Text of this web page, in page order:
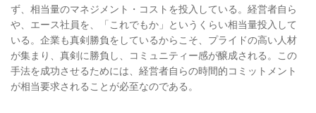
ず、相当量のマネジメント・コストを投入している。経営者自ら
や、エース社員を、「これでもか」というくらい相当量投入して
いる。企業も真剣勝負をしているからこそ、プライドの高い人材
が集まり、真剣に勝負し、コミュニティー感が醸成される。この
手法を成功させるためには、経営者自らの時間的コミットメント
が相当要求されることが必至なのである。